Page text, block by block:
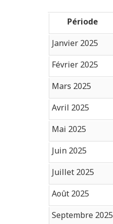
Période
Janvier 2025
Février 2025
Mars 2025
Avril 2025
Mai 2025
Juin 2025
Juillet 2025
Août 2025
Septembre 2025